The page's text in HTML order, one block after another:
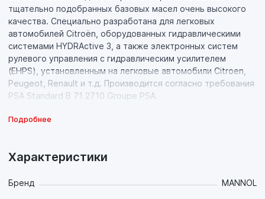
тщательно подобранных базовых масел очень высокого
качества. Cпециально разработана для легковых
автомобилей Citroёn, оборудованных гидравлическими
системами HYDRActive 3, а также электронных систем
рулевого управления с гидравлическим усилителем
(EHPS), установленным на легковые автомобили Citroen,
Peugeot, Renault и т.д. Производится согласно требования
PSA Standard B 71 2710 Groupe PSA.
Свойства продукта:
экстремально холодную зиму;
стабильную вязкость и текучесть даже при низких
Подробнее
Характеристики
Бренд MANNOL